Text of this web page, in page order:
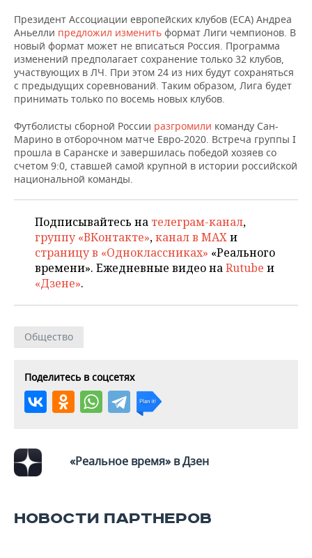
Президент Ассоциации европейских клубов (ECA) Андреа
Аньелли предложил изменить формат Лиги чемпионов. В
новый формат может не вписаться Россия. Программа
изменений предполагает сохранение только 32 клубов,
участвующих в ЛЧ. При этом 24 из них будут сохраняться
с предыдущих соревнований. Таким образом, Лига будет
принимать только по восемь новых клубов.
Футболисты сборной России разгромили команду Сан-
Марино в отборочном матче Евро-2020. Встреча группы I
прошла в Саранске и завершилась победой хозяев со
счетом 9:0, ставшей самой крупной в истории российской
национальной команды.
Подписывайтесь на телеграм-канал,
группу «ВКонтакте»,канал в MAXи
страницу в «Одноклассниках» «Реального
времени». Ежедневные видео наRutube и
«Дзене».
Общество
Поделитесь в соцсетях
«Реальное время» в Дзен
НОВОСТИ ПАРТНЕРОВ